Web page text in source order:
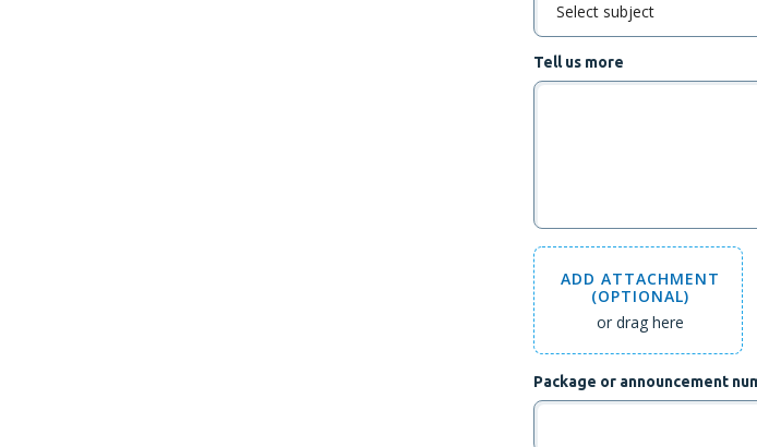
Select subject
Tell us more
ADD ATTACHMENT
(OPTIONAL)
or drag here
Package or announcement